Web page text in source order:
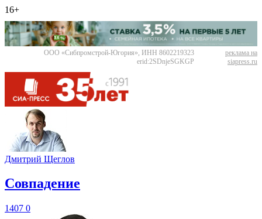
16+
ООО «Сибпромстрой-Югория», ИНН 8602219323
erid:2SDnjeSGKGP
реклама на
siapress.ru
Дмитрий Щеглов
​Совпадение
1407 0